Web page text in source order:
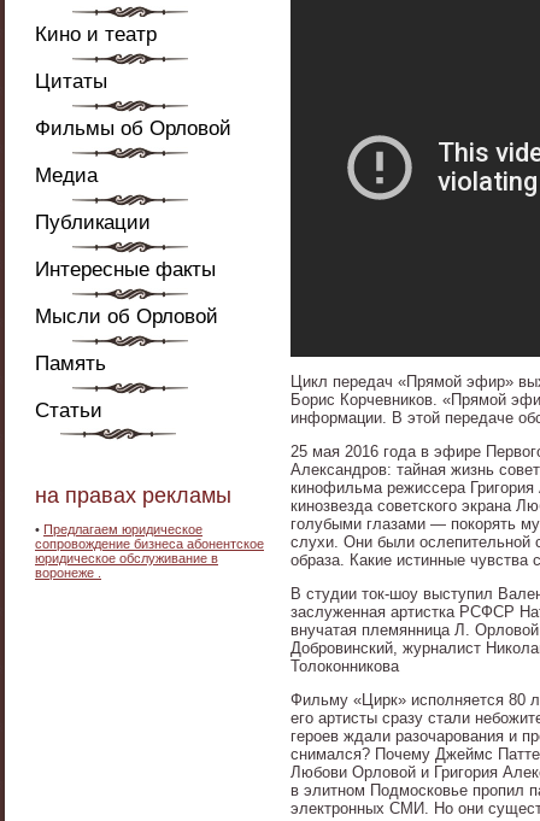
Кино и театр
Цитаты
Фильмы об Орловой
Медиа
Публикации
Интересные факты
Мысли об Орловой
Память
Статьи
на правах рекламы
• Предлагаем юридическое
сопровождение бизнеса абонентское
юридическое обслуживание в
воронеже .
Цикл передач «Прямой эфир»
Борис Корчевников. «Прямой
информации. В этой передаче
25 мая 2016 года в эфире
Александров: тайная жизнь
кинофильма режиссера
кинозвезда советского экрана
голубыми глазами — покорять
слухи. Они были ослепительной
образа. Какие истинные чувства
В студии ток-шоу выступил
заслуженная артистка РСФСР
внучатая племянница Л.
Добровинский, журналист
Толоконникова
Фильму «Цирк» исполняется 80
его артисты сразу стали
героев ждали разочарования и
снимался? Почему Джеймс
Любови Орловой и Григория
в элитном Подмосковье пропил
электронных СМИ. Но они